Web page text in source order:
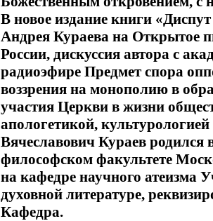
В новое издание книги
Андрея Кураева на Открытое
России, дискуссия автора с
радиоэфире Предмет спора
воззрения на монополию в
участия Церкви в жизни
апологетикой,
Вячеславович Кураев родился
философском факультете
на кафедре научного атеизма
духовной литературе,
Кафедра.